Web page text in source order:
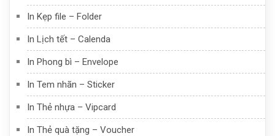
In Kẹp file – Folder
In Lịch tết – Calenda
In Phong bì – Envelope
In Tem nhãn – Sticker
In Thẻ nhựa – Vipcard
In Thẻ quà tặng – Voucher